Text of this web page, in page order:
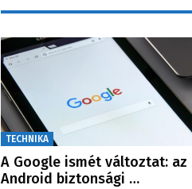
TECHNIKA
A Google ismét változtat: az
Android biztonsági …